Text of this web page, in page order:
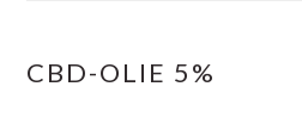
CBD-OLIE 5%